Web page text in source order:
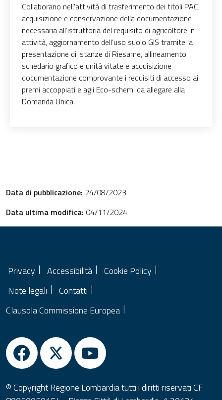
Collaborano nell'attività di trasferimento dei titoli PAC,
acquisizione e conservazione della documentazione
necessaria all’istruttoria del requisito di agricoltore in
attività, aggiornamento dell’uso suolo GIS tramite la
presentazione di Istanze di Riesame, allineamento
schedario grafico e unità vitate e acquisizione
documentazione comprovante i requisiti di accesso ai
premi accoppiati e agli Eco-schemi da allegare alla
Domanda Unica.
Data di pubblicazione: 24/08/2023
Data ultima modifica: 04/11/2024
Privacy Accessibilità
Cookie Policy
Note legali
Contatti
Clausola Commissione Europea
© Copyright Regione Lombardia tutti i diritti riservati CF